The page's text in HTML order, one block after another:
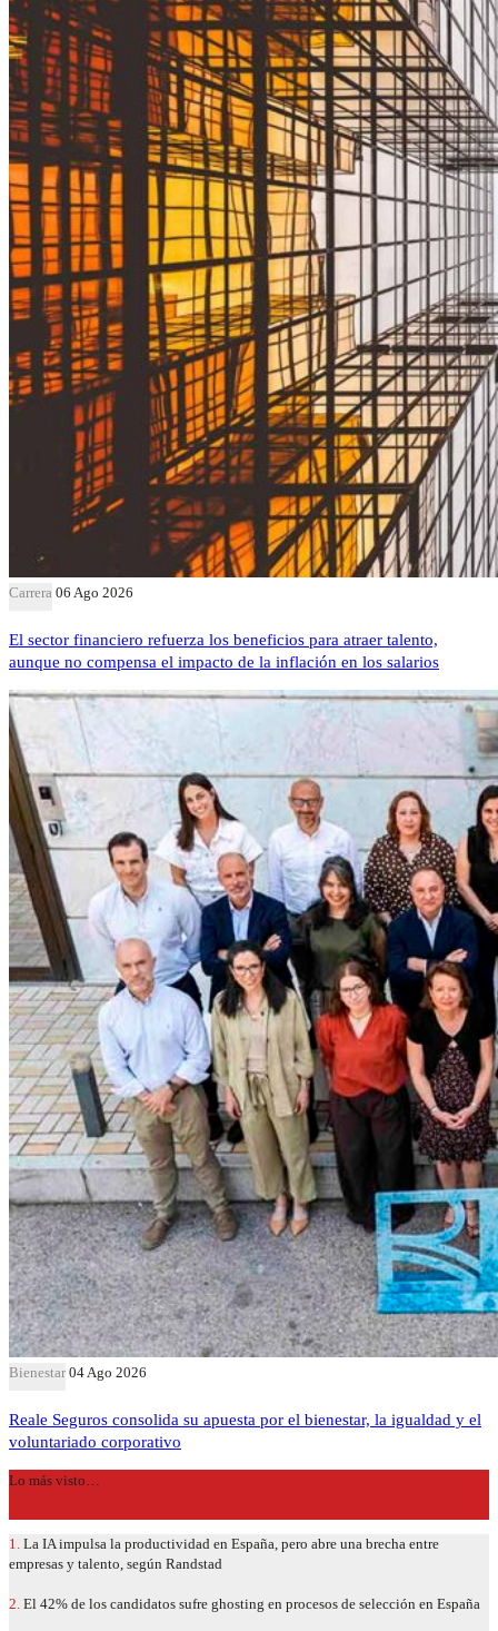
Carrera 06 Ago 2026
El sector financiero refuerza los beneficios para atraer talento,
aunque no compensa el impacto de la inflación en los salarios
Bienestar 04 Ago 2026
Reale Seguros consolida su apuesta por el bienestar, la igualdad y el
voluntariado corporativo
Lo más visto…
1. La IA impulsa la productividad en España, pero abre una brecha entre
empresas y talento, según Randstad
2. El 42% de los candidatos sufre ghosting en procesos de selección en España